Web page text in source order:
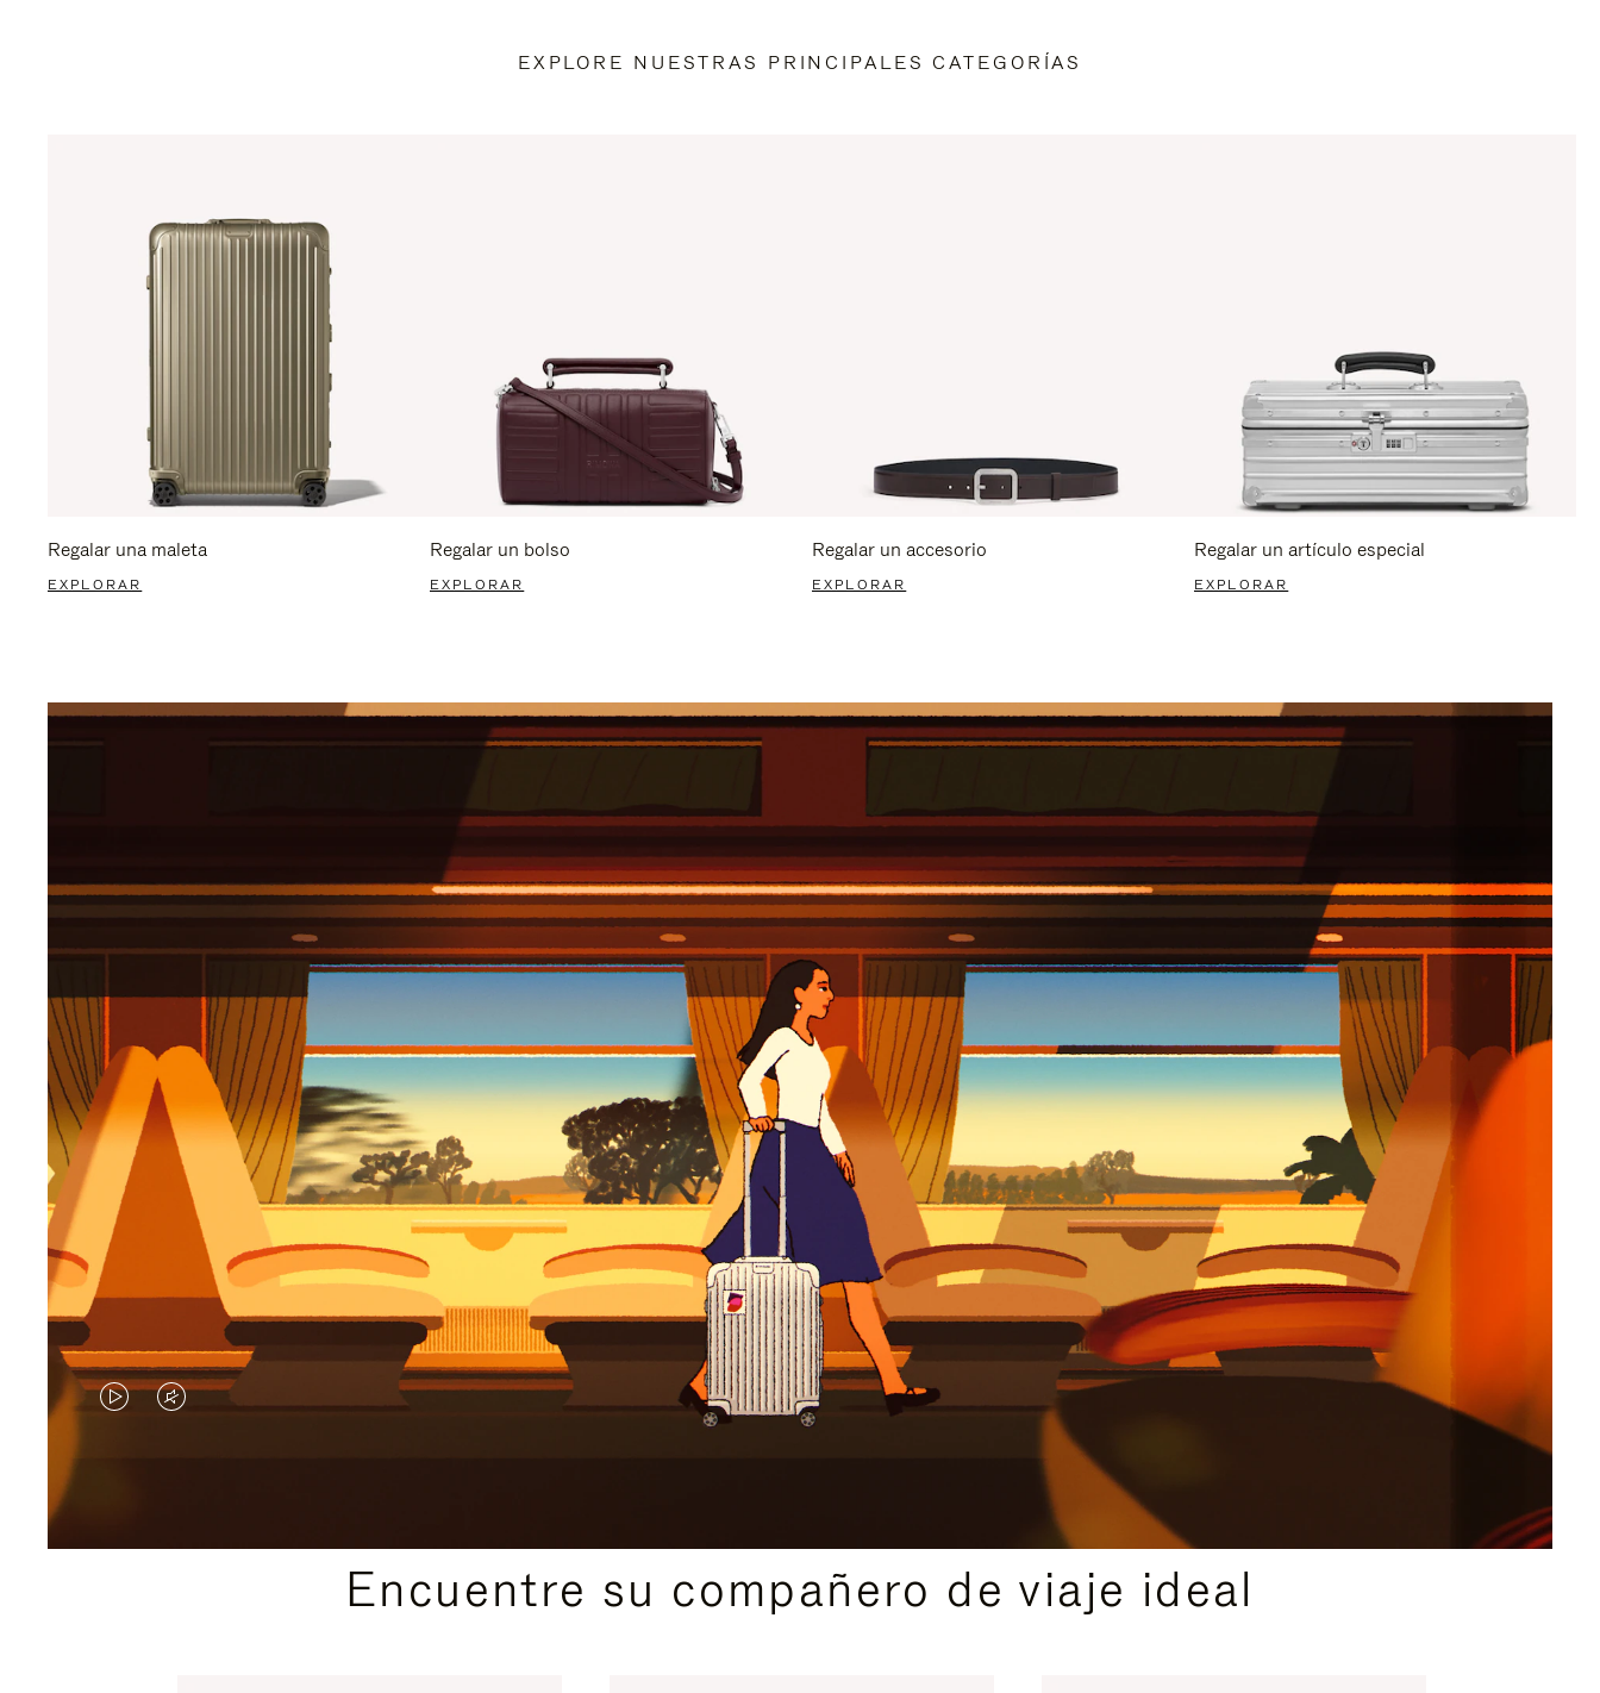
EXPLORE NUESTRAS PRINCIPALES CATEGORÍAS
Regalar una maleta
EXPLORAR
Regalar un bolso
EXPLORAR
Regalar un accesorio
EXPLORAR
Regalar un artículo especial
EXPLORAR
EL
ESTÁ
EL
VÍDEO
Encuentre su compañero de viaje ideal